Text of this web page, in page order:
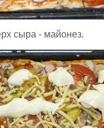
сыра - майонез.